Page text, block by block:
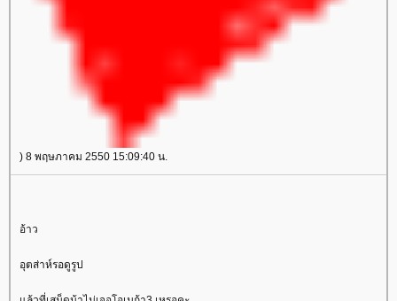
) 8 พฤษภาคม 2550 15:09:40 น.
อ้าว
อุตส่าห์รอดูรูป